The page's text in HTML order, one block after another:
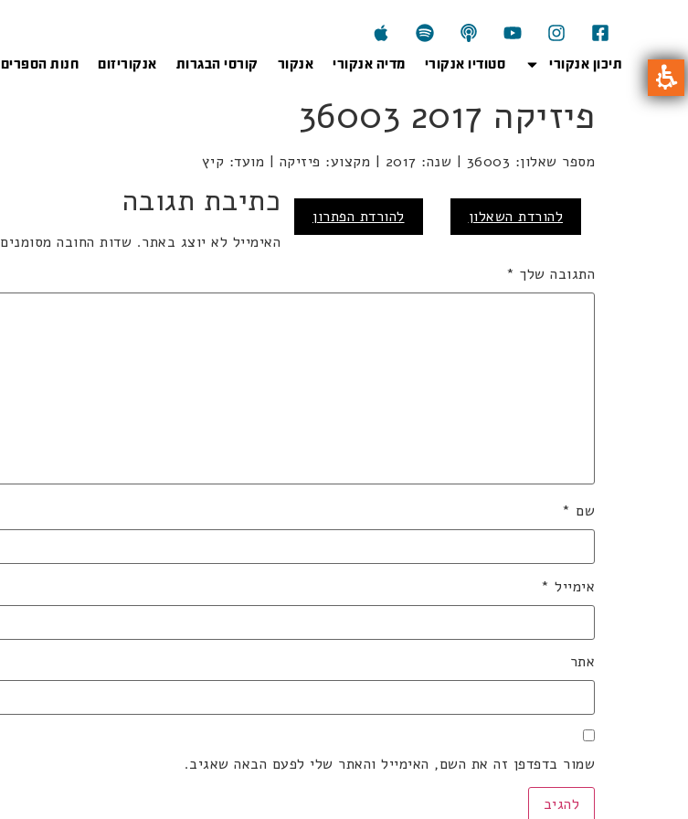
תיכון אנקורי סטודיו אנקורי מדיה אנקורי אנקור קורסי הבגרות אנקוריזום חנות הספרים
פיזיקה 2017 36003
מספר שאלון: 36003 | שנה: 2017 | מקצוע: פיזיקה | מועד: קיץ
להורדת השאלון להורדת הפתרון כתיבת תגובה
האימייל לא יוצג באתר. שדות החובה מסומנים
התגובה שלך *
שם *
אימייל *
אתר
שמור בדפדפן זה את השם, האימייל והאתר שלי לפעם הבאה שאגיב.